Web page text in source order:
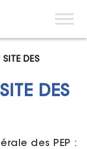
Menu
SITE DES
DES
des PEP :